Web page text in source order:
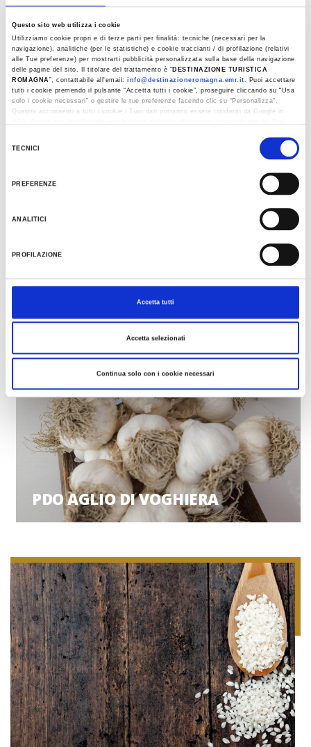
Questo sito web utilizza i cookie
Utilizziamo cookie propri e di terze parti per finalità: tecniche (necessari per la
navigazione), analitiche (per le statistiche) e cookie traccianti / di profilazione (relativi
alle Tue preferenze) per mostrarti pubblicità personalizzata sulla base della navigazione
delle pagine del sito. Il titolare del trattamento è “ DESTINAZIONE TURISTICA
ROMAGNA”, contattabile all'email:info@destinazioneromagna.emr.it. Puoi accettare
tutti i cookie premendo il pulsante “Accetta tutti i cookie”, proseguire cliccando su “Usa
solo i cookie necessari" o gestire le tue preferenze facendo clic su “Personalizza”.
Qualora acconsenti a tutti i cookie i Tuoi dati potranno essere trasferiti da Google in
TECNICI
PREFERENZE
ANALITICI
PROFILAZIONE
Accetta tutti
Accetta selezionati
Continua solo con i cookie necessari
PDO AGLIO DI VOGHIERA